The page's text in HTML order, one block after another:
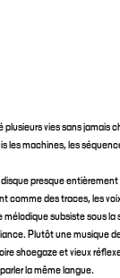
plusieurs vies sans jamais
les machines, les
presque
comme des traces, les
subsiste sous la
Plutôt une musique
shoegaze et vieux
la même langue.